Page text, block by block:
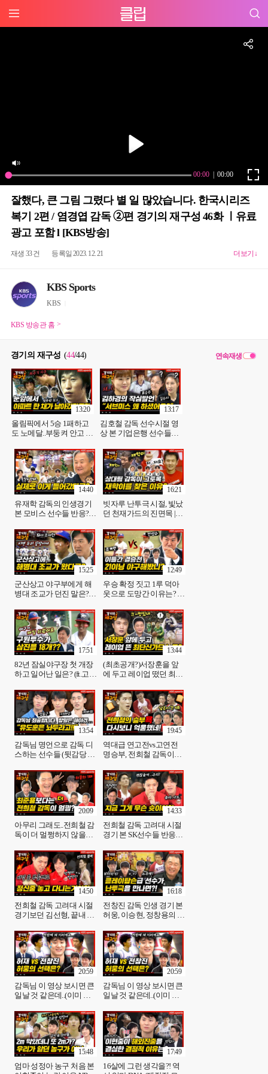
잘했다, 큰 그림 그렸다 별 일 많았습니다. 한국시리즈
복기 2편 / 염경엽 감독 ➁편 경기의 재구성 46화 ㅣ유료
광고 포함 l [KBS방송]
재생 33 건 등록일 2023. 12. 21 더보기↓
KBS Sports
KBS
KBS 방송관 홈
경기의 재구성 (44/44) 연속재생
올림픽에서 5승 1패하고
도 노메달..부둥켜 안고 울
기 [경기의재구성] 6화 l
KBS방송
13:20
김호철 감독 선수시절 영
상 본 기업은행 선수들의
[경기의 재구성] 7화 l KBS
방송
13:17
유재학 감독의 인생경기
본 모비스 선수들 반응?
배) | KBS 방송
14:40
빗자루 난투극 시절, 빛났
던 천재가드의 진면목 |
16:21
군산상고 야구부에게 해
병대 조교가 던진 말은?
인드 썰! (ft. 매점 아줌마의
놀라운 제구력) [경기의 재
구성 3화]| KBS 방송
15:25
우승 확정 짓고 1루 덕아
웃으로 도망간 이유는? 레
재구성4화] | KBS 방송
12:49
82년 잠실야구장 첫 개장
하고 일어난 일은? (ft.고교
제구력 그리고 냄새 해방)
군산상고 마지막 이야기
[경기의 재구성 5화] | KBS
방송
17:51
(최초공개?)서장훈을 앞
에 두고 레이업 떴던 최단
의 재구성] 8화 l KBS방송
13:44
감독님 명언으로 감독 디
스하는 선수들 (뒷감당 가
ㅣKBS 방송
13:54
역대급 연고전vs고연전
명승부, 전희철 감독이랑
기의 재구성]10화ㅣKBS
방송
19:45
아무리 그래도..전희철 감
독이 더 멀쩡하지 않을까
배 피셜) [경기의재구
성]11화ㅣKBS방송
20:09
전희철 감독 고려대 시절
경기 본 SK선수들 반응?
뒷감당은? 몰라..) 전희철
감독편 ➂ [경기의재구성]
12회ㅣKBS 방송
14:33
전희철 감독 고려대 시절
경기보던 김선형, 끝내 폭
좋네요!) 전희철 감독편_
마지막회 [경기의 재구
성]13회 | KBS 방송
14:50
전창진 감독 인생 경기 본
허웅, 이승현, 정창용의 평
거든요..) [경기의 재구성]
14회 | KBS 방송
16:18
감독님 이 영상 보시면 큰
일날 것 같은데..(이미 엎
성]15회 전창진감독편➁ |
KBS 방송
20:59
감독님 이 영상 보시면 큰
일날 것 같은데..(이미 엎
성]15회 전창진감독편➁ |
KBS 방송
20:59
엄마 성정아 농구 처음 본
15:48
16살에 그런 생각을?! 역
17:49